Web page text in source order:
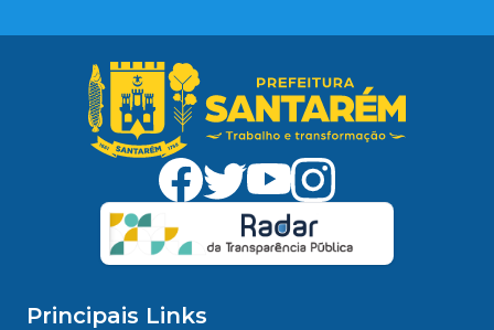
Principais Links